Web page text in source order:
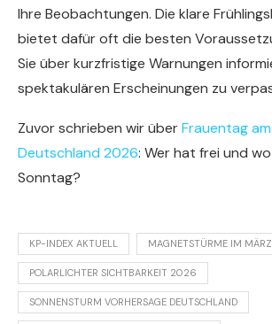
Ihre Beobachtungen. Die klare
bietet dafür oft die besten
Sie über kurzfristige Warnungen
spektakulären Erscheinungen zu
Zuvor schrieben wir überFrauentag
Deutschland 2026: Wer hat frei und
Sonntag?
KP-INDEX AKTUELL MAGNETSTÜRME IM
POLARLICHTER SICHTBARKEIT 2026
SONNENSTURM VORHERSAGE DEUTSCHLAND